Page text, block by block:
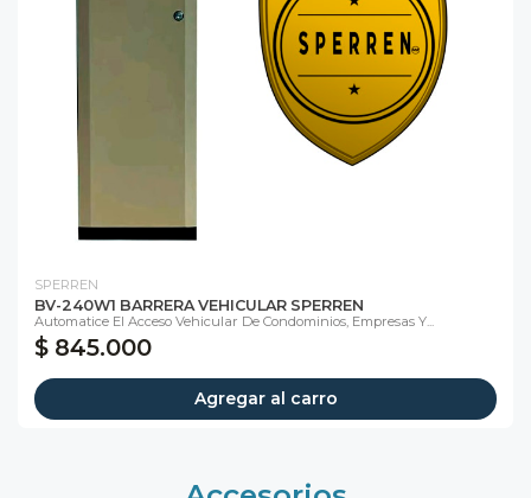
SPERREN
BV-240W1 BARRERA VEHICULAR SPERREN
Automatice El Acceso Vehicular De Condominios, Empresas Y...
$ 845.000
Agregar al carro